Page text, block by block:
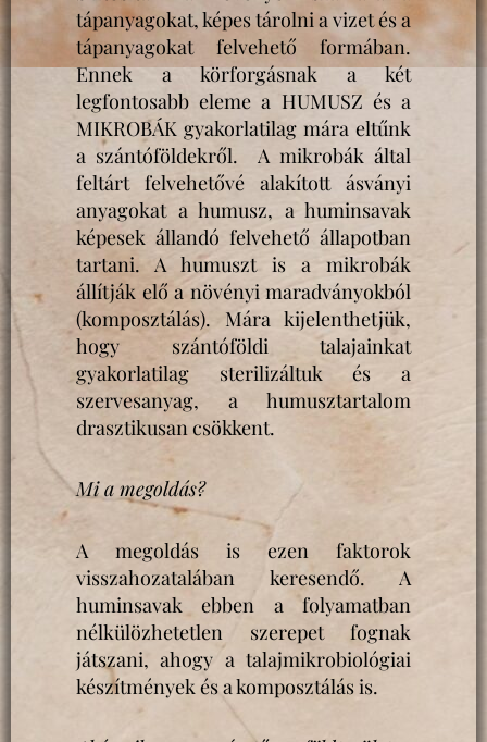
tápanyagokat, képes tárolni a vizet és a
tápanyagokat felvehető formában.
Ennek a körforgásnak a két
legfontosabb eleme a HUMUSZ és a
MIKROBÁK gyakorlatilag mára eltűnk
a szántóföldekről. A mikrobák által
feltárt felvehetővé alakított ásványi
anyagokat a humusz, a huminsavak
képesek állandó felvehető állapotban
tartani. A humuszt is a mikrobák
állítják elő a növényi maradványokból
(komposztálás). Mára kijelenthetjük,
hogy szántóföldi talajainkat
gyakorlatilag sterilizáltuk és a
szervesanyag, a humusztartalom
drasztikusan csökkent.
Mi a megoldás?
A megoldás is ezen faktorok
visszahozatalában keresendő. A
huminsavak ebben a folyamatban
nélkülözhetetlen szerepet fognak
játszani, ahogy a talajmikrobiológiai
készítmények és a komposztálás is.